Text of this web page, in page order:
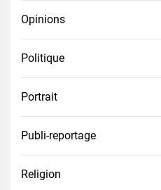
Opinions
Politique
Portrait
Publi-reportage
Religion